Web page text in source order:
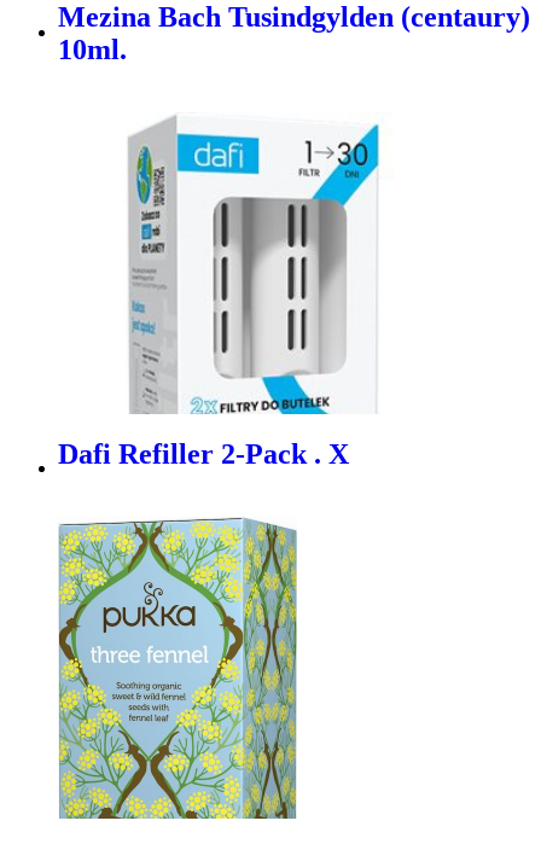
Mezina Bach Tusindgylden (centaury)
10ml.
Dafi Refiller 2-Pack . X